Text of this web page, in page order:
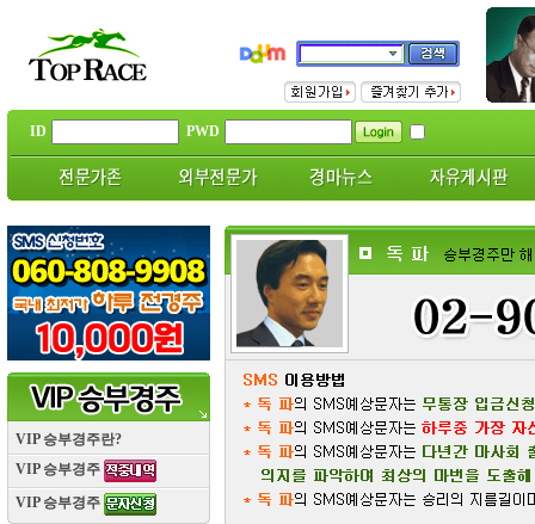
ID PWD
VIP 승부경주란?
VIP 승부경주
VIP 승부경주